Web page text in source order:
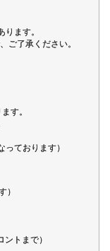
ます。
ご了承ください。
す。
っております）
）
トまで）